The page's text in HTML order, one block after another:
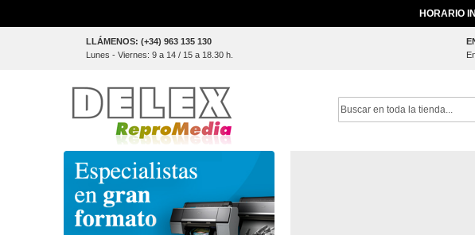
HORARIO
LLÁMENOS: (+34) 963 135 130
Lunes - Viernes: 9 a 14 / 15 a 18.30 h.
Search